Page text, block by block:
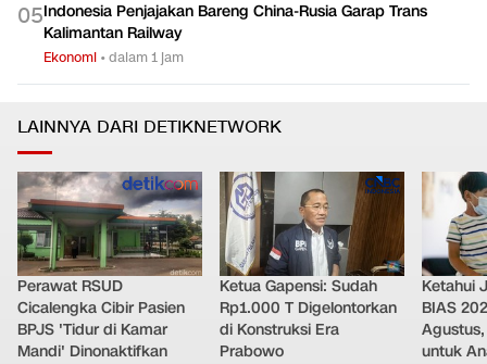
05Indonesia Penjajakan Bareng China-Rusia Garap Trans
Kalimantan Railway
Ekonomi •dalam 1 jam
LAINNYA DARI DETIKNETWORK
Perawat RSUD
Cicalengka Cibir Pasien
BPJS 'Tidur di Kamar
Mandi' Dinonaktifkan
Ketua Gapensi: Sudah
Rp1.000 T Digelontorkan
di Konstruksi Era
Prabowo
Ketahui
BIAS
untuk